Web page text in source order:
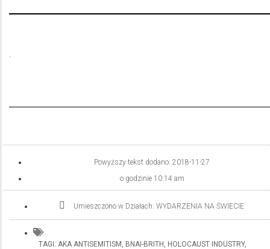
.
Powyższy tekst dodano: 2018-11-27
o godzinie 10:14 am
Umieszczono w Działach: WYDARZENIA NA ŚWIECIE
TAGI: AKA ANTISEMITISM , BNAI-BRITH , HOLOCAUST INDUSTRY,